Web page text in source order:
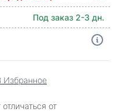
Под заказ 2-3 дн.
Избранное
от